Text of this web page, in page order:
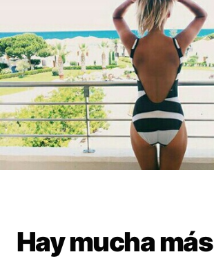
Hay mucha más